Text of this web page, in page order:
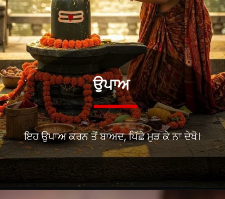
ਇਹ ਉਪਾਅ ਕਰਨ ਤੋਂ ਬਾਅਦ, ਪਿੱਛੇ ਮੁੜ ਕੇ ਨਾ ਦੇਖੋ।
ਉਪਾਅ